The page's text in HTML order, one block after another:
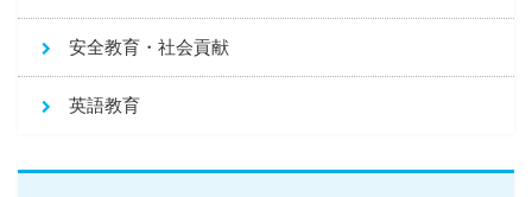
安全教育・社会貢献
英語教育